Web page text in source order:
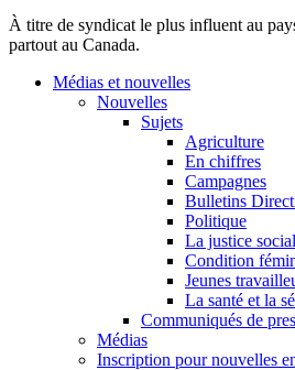
À titre de syndicat le plus influent au
partout au Canada.
Médias et nouvelles
Nouvelles
Sujets
Agriculture
En chiffres
Campagnes
Bulletins
Politique
La justice
Condition
Jeunes
La santé et la
Communiqués de
Médias
Inscription pour nouvelles